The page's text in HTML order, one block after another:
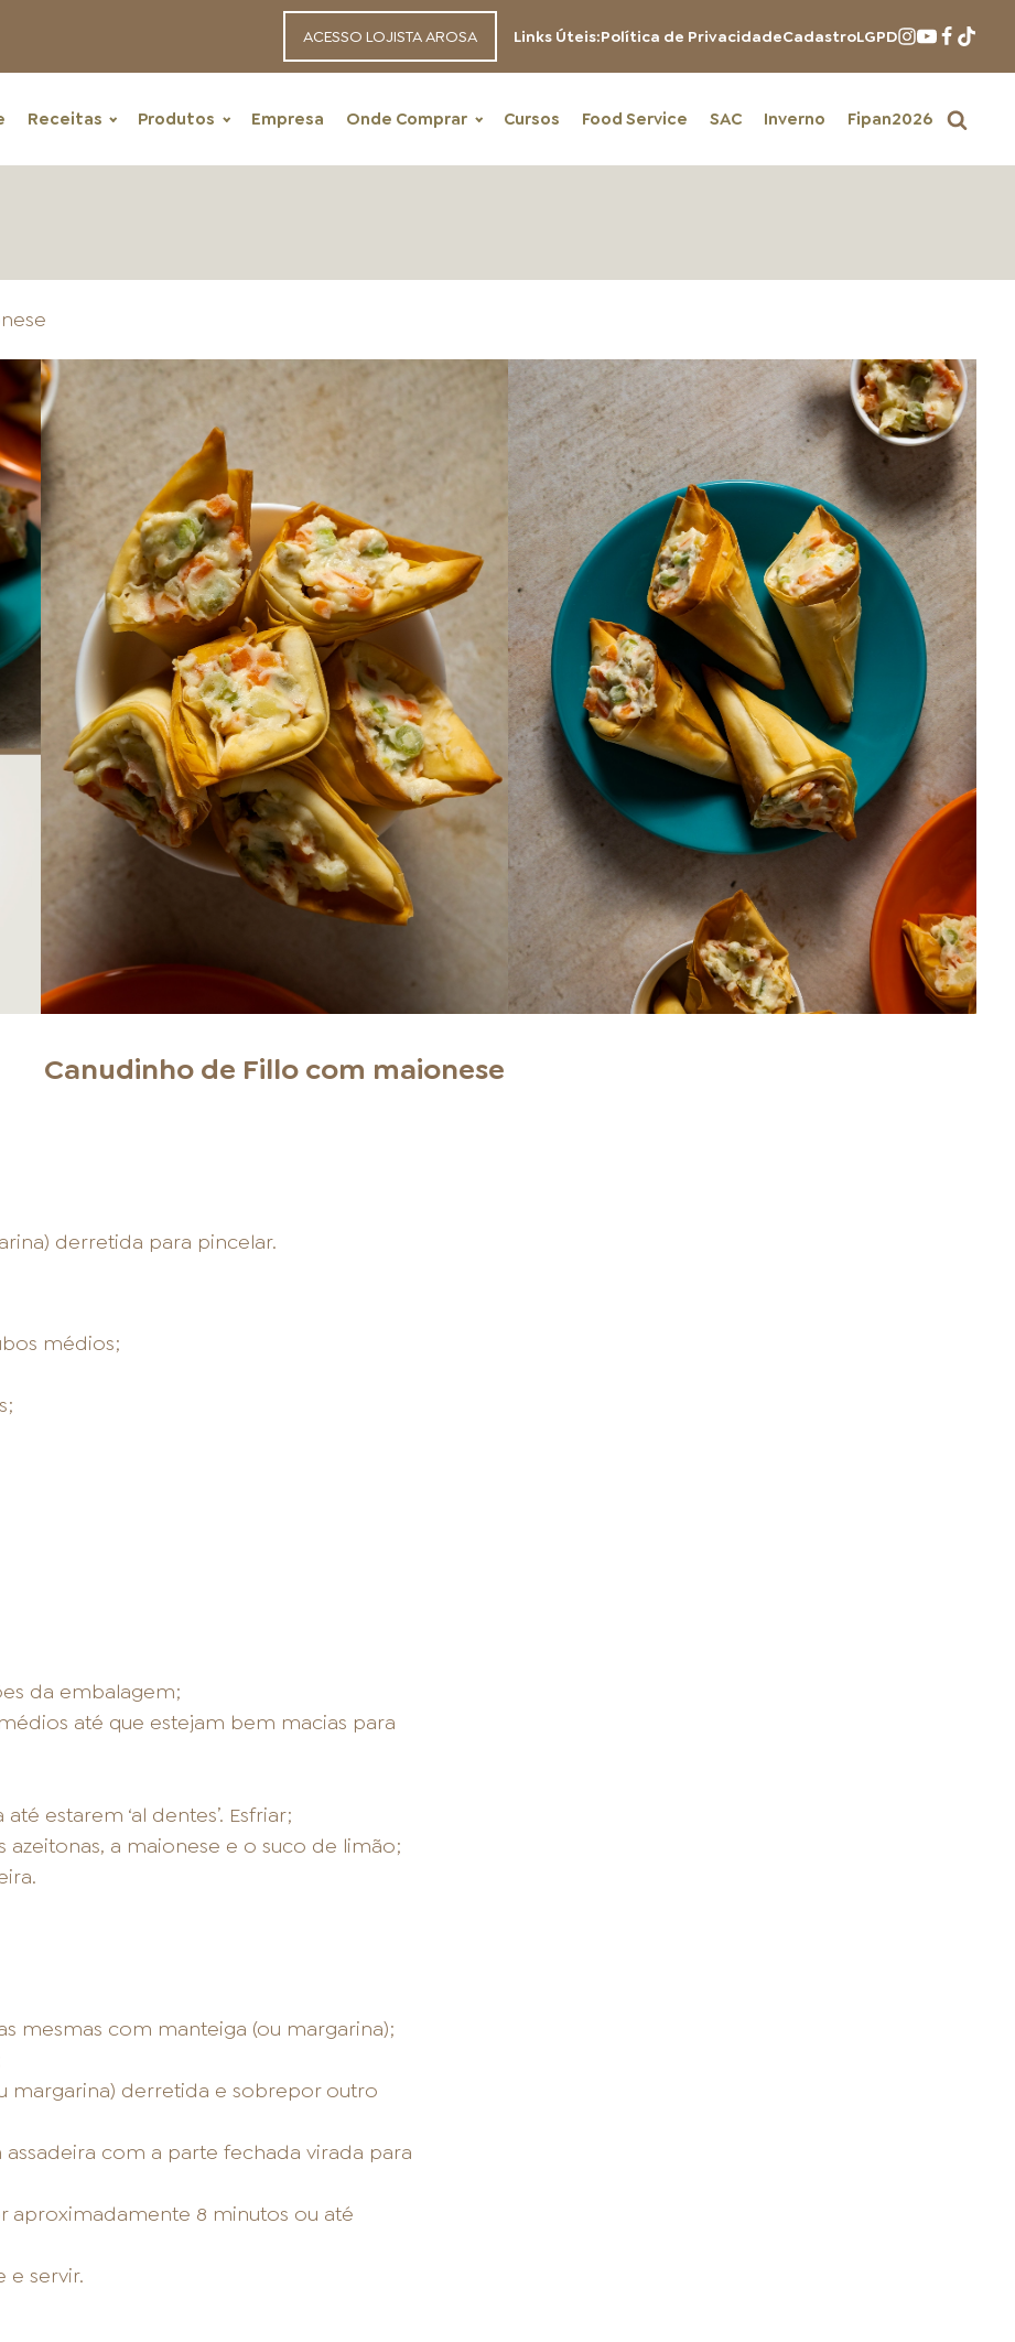
ACESSO LOJISTA AROSA Links Úteis:Política de PrivacidadeCadastroLGPD
Receitas Produtos Empresa Onde Comprar Cursos Food Service SAC Inverno Fipan2026
LOJAS AROSA DISTRIBUIDORES E REPRESENTANTES
EMPRESA AGENDA DE CURSOS
SAC ACESSO PARA PARCEIROS
Canudinho de Fillo com maionese
derretida para pincelar.
médios;
da embalagem;
até que estejam bem macias para
estarem ‘al dentes’. Esfriar;
azeitonas, a maionese e o suco de limão;
mesmas com manteiga (ou margarina);
margarina) derretida e sobrepor outro
com a parte fechada virada para
aproximadamente 8 minutos ou até
e servir.